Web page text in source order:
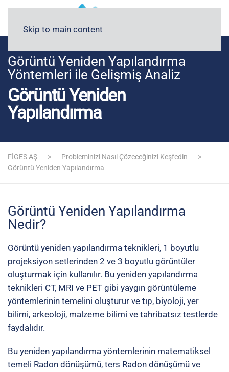
Skip to main content
Görüntü Yeniden Yapılandırma
Yöntemleri ile Gelişmiş Analiz
Görüntü Yeniden
Yapılandırma
FİGES AŞ
Probleminizi Nasıl Çözeceğinizi Keşfedin
Görüntü Yeniden Yapılandırma
Görüntü Yeniden Yapılandırma
Nedir?
Görüntü yeniden yapılandırma teknikleri, 1 boyutlu
projeksiyon setlerinden 2 ve 3 boyutlu görüntüler
oluşturmak için kullanılır. Bu yeniden yapılandırma
teknikleri CT, MRI ve PET gibi yaygın görüntüleme
yöntemlerinin temelini oluşturur ve tıp, biyoloji, yer
bilimi, arkeoloji, malzeme bilimi ve tahribatsız testlerde
faydalıdır.
Bu yeniden yapılandırma yöntemlerinin matematiksel
temeli Radon dönüşümü, ters Radon dönüşümü ve